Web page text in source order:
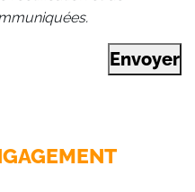
Envoyer